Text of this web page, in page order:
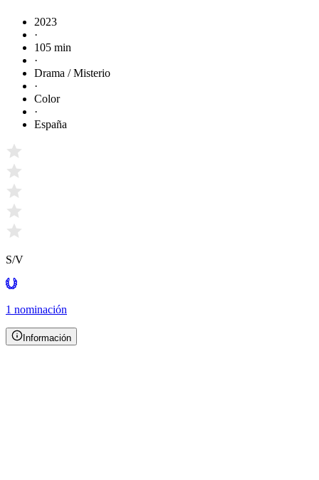
2023
·
105 min
·
Drama / Misterio
·
Color
·
España
S/V
1 nominación
Información